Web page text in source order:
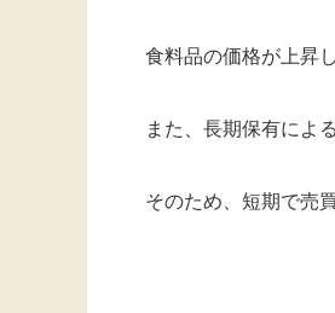
食料品の価格が上昇
また、長期保有によ
そのため、短期で売